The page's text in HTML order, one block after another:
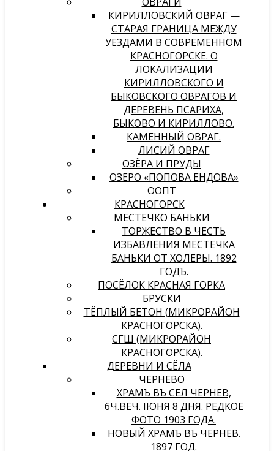
КИРИЛЛОВСКИЙ ОВРАГ —
СТАРАЯ ГРАНИЦА МЕЖДУ
УЕЗДАМИ В СОВРЕМЕННОМ
КРАСНОГОРСКЕ. О
ЛОКАЛИЗАЦИИ
КИРИЛЛОВСКОГО И
БЫКОВСКОГО ОВРАГОВ И
ДЕРЕВЕНЬ ПСАРИХА,
БЫКОВО И КИРИЛЛОВО.
КАМЕННЫЙ ОВРАГ.
ЛИСИЙ ОВРАГ
ОЗЁРА И ПРУДЫ
ОЗЕРО «ПОПОВА ЕНДОВА»
ООПТ
КРАСНОГОРСК
МЕСТЕЧКО БАНЬКИ
ТОРЖЕСТВО В ЧЕСТЬ
ИЗБАВЛЕНИЯ МЕСТЕЧКА
БАНЬКИ ОТ ХОЛЕРЫ. 1892
ГОДЪ.
ПОСЁЛОК КРАСНАЯ ГОРКА
БРУСКИ
ТЁПЛЫЙ БЕТОН (МИКРОРАЙОН
КРАСНОГОРСКА).
СГШ (МИКРОРАЙОН
КРАСНОГОРСКА).
ДЕРЕВНИ И СЁЛА
ЧЕРНЕВО
ХРАМЪ ВЪ СЕЛѢ ЧЕРНЕВѢ,
6Ч.ВЕЧ. IЮНЯ 8 ДНЯ. РЕДКОЕ
ФОТО 1903 ГОДА.
НОВЫЙ ХРАМЪ ВЪ ЧЕРНЕВѢ.
1897 ГОД.